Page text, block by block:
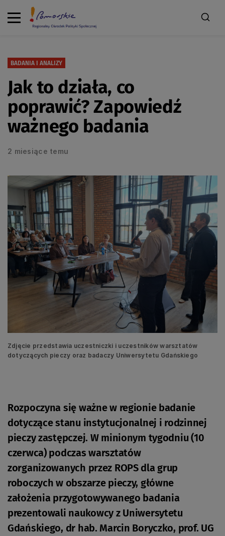
BADANIA I ANALIZY
Jak to działa, co
poprawić? Zapowiedź
ważnego badania
2 miesiące temu
Zdjęcie przedstawia uczestniczki i uczestników warsztatów
dotyczących pieczy oraz badaczy Uniwersytetu Gdańskiego
Rozpoczyna się ważne w regionie badanie
dotyczące stanu instytucjonalnej i rodzinnej
pieczy zastępczej. W minionym tygodniu (10
czerwca) podczas warsztatów
zorganizowanych przez ROPS dla grup
roboczych w obszarze pieczy, główne
założenia przygotowywanego badania
prezentowali naukowcy z Uniwersytetu
Gdańskiego, dr hab. Marcin Boryczko, prof. UG